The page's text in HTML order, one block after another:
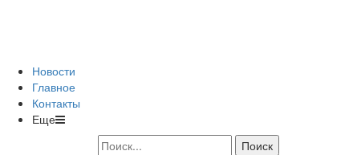
Новости
Главное
Контакты
Еще